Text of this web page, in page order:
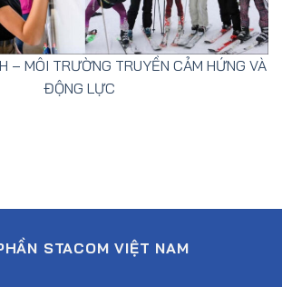
– MÔI TRƯỜNG TRUYỀN CẢM HỨNG VÀ
ĐỘNG LỰC
STACOM VIỆT NAM